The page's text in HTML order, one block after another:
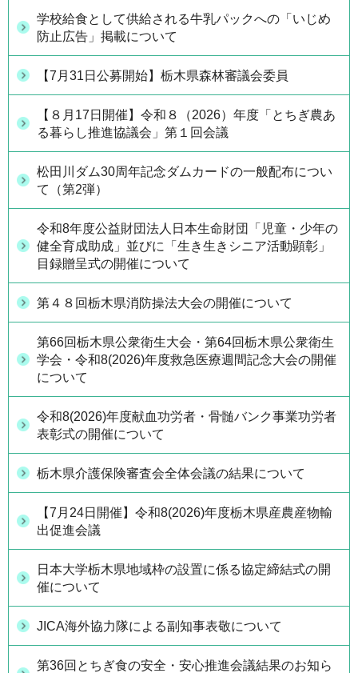
学校給食として供給される牛乳パックへの「いじめ
防止広告」掲載について
【7月31日公募開始】栃木県森林審議会委員
【８月17日開催】令和８（2026）年度「とちぎ農あ
る暮らし推進協議会」第１回会議
松田川ダム30周年記念ダムカードの一般配布につい
て（第2弾）
令和8年度公益財団法人日本生命財団「児童・少年の
健全育成助成」並びに「生き生きシニア活動顕彰」
目録贈呈式の開催について
第４８回栃木県消防操法大会の開催について
第66回栃木県公衆衛生大会・第64回栃木県公衆衛生
学会・令和8(2026)年度救急医療週間記念大会の開催
について
令和8(2026)年度献血功労者・骨髄バンク事業功労者
表彰式の開催について
栃木県介護保険審査会全体会議の結果について
【7月24日開催】令和8(2026)年度栃木県産農産物輸
出促進会議
日本大学栃木県地域枠の設置に係る協定締結式の開
催について
JICA海外協力隊による副知事表敬について
第36回とちぎ食の安全・安心推進会議結果のお知ら